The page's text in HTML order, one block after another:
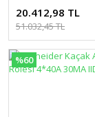
20.412,98 TL
51.032,45 TL
%60